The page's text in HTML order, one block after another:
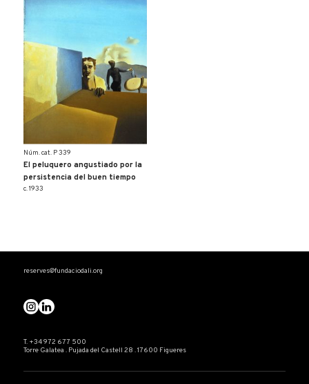
Núm. cat. P 339
El peluquero angustiado por la
persistencia del buen tiempo
c. 1933
reserves@fundaciodali.org
T. +34 972 677 500
Torre Galatea . Pujada del Castell 28 . 17600 Figueres